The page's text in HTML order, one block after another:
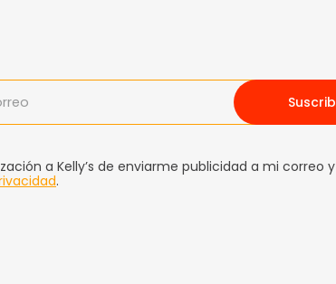
a Kelly’s de enviarme publicidad a mi correo
.